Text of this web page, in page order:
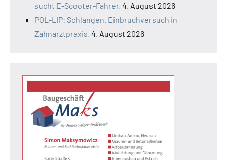
sucht E-Scooter-Fahrer. 4. August 2026
POL-LIP: Schlangen. Einbruchversuch in
Zahnarztpraxis. 4. August 2026